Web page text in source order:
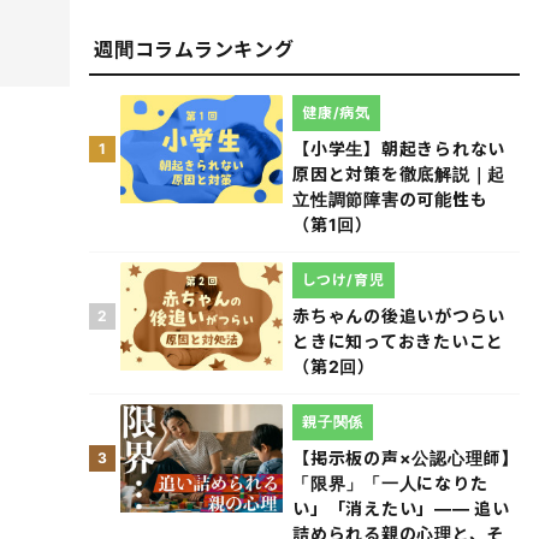
週間コラムランキング
1
【小学生】朝起きられない
原因と対策を徹底解説｜起
立性調節障害の可能性も
（第1回）
健康/病気
2
赤ちゃんの後追いがつらい
ときに知っておきたいこと
（第2回）
しつけ/育児
3
【掲示板の声×公認心理師】
「限界」「一人になりた
い」「消えたい」―― 追い
詰められる親の心理と、そ
親子関係